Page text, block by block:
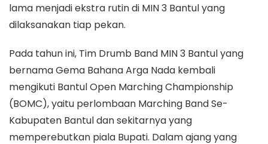
lama menjadi ekstra rutin di MIN 3 Bantul yang
dilaksanakan tiap pekan.
Pada tahun ini, Tim Drumb Band MIN 3 Bantul yang
bernama Gema Bahana Arga Nada kembali
mengikuti Bantul Open Marching Championship
(BOMC), yaitu perlombaan Marching Band Se-
Kabupaten Bantul dan sekitarnya yang
memperebutkan piala Bupati. Dalam ajang yang